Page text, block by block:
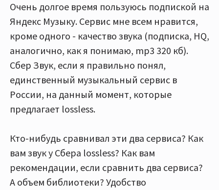
Очень долгое время пользуюсь подпиской на
Яндекс Музыку. Сервис мне всем нравится,
кроме одного - качество звука (подписка, HQ,
аналогично, как я понимаю, mp3 320 кб).
Сбер Звук, если я правильно понял,
единственный музыкальный сервис в
России, на данный момент, которые
предлагает lossless.
Кто-нибудь сравнивал эти два сервиса? Как
вам звук у Сбера lossless? Как вам
рекомендации, если сравнить два сервиса?
А объем библиотеки? Удобство